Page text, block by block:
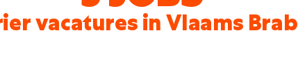
vacatures in Vlaams